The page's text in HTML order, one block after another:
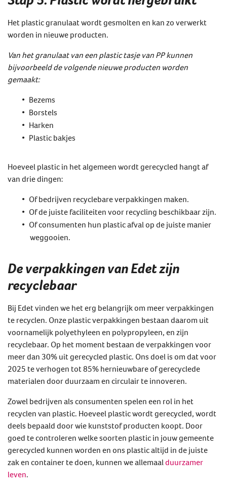
Het plastic granulaat wordt gesmolten en kan zo verwerkt
worden in nieuwe producten.
Van het granulaat van een plastic tasje van PP kunnen
bijvoorbeeld de volgende nieuwe producten worden
gemaakt:
Bezems
Borstels
Harken
Plastic bakjes
Hoeveel plastic in het algemeen wordt gerecycled hangt af
van drie dingen:
Of bedrijven recyclebare verpakkingen maken.
Of de juiste faciliteiten voor recycling beschikbaar zijn.
Of consumenten hun plastic afval op de juiste manier
weggooien.
De verpakkingen van Edet zijn
recyclebaar
Bij Edet vinden we het erg belangrijk om meer verpakkingen
te recyclen. Onze plastic verpakkingen bestaan daarom uit
voornamelijk polyethyleen en polypropyleen, en zijn
recyclebaar. Op het moment bestaan de verpakkingen voor
meer dan 30% uit gerecycled plastic. Ons doel is om dat voor
2025 te verhogen tot 85% hernieuwbare of gerecyclede
materialen door duurzaam en circulair te innoveren.
Zowel bedrijven als consumenten spelen een rol in het
recyclen van plastic. Hoeveel plastic wordt gerecycled, wordt
deels bepaald door wie kunststof producten koopt. Door
goed te controleren welke soorten plastic in jouw gemeente
gerecycled kunnen worden en ons plastic altijd in de juiste
zak en container te doen, kunnen we allemaal duurzamer
leven.